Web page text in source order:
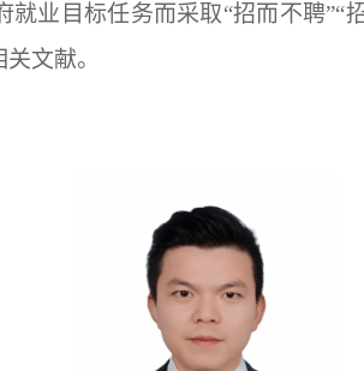
业目标任务而采取“招而不聘”“
文献。